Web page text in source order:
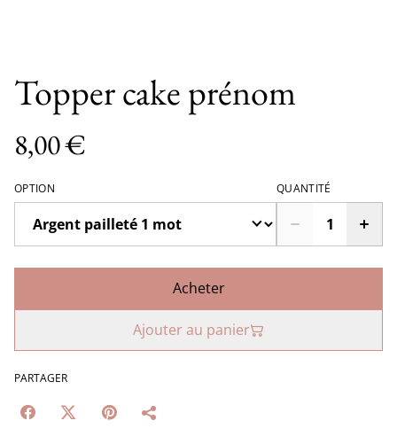
Topper cake prénom
8,00 €
OPTION QUANTITÉ
Acheter
Ajouter au panier
PARTAGER